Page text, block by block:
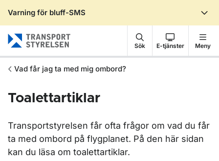
Varning för bluff-SMS
Sök E-tjänster Meny
Vad får jag ta med mig ombord?
Toalettartiklar
Transportstyrelsen får ofta frågor om vad du får
ta med ombord på flygplanet. På den här sidan
kan du läsa om toalettartiklar.